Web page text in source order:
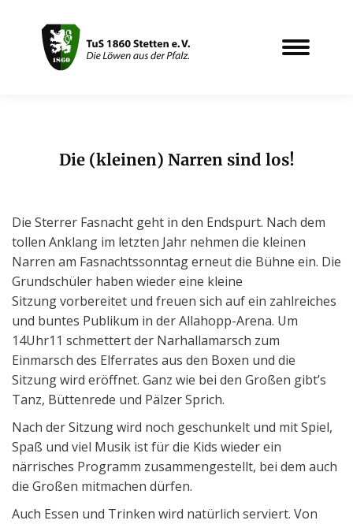
Die (kleinen) Narren sind los!
Die Sterrer Fasnacht geht in den Endspurt. Nach dem
tollen Anklang im letzten Jahr nehmen die kleinen
Narren am Fasnachtssonntag erneut die Bühne ein. Die
Grundschüler haben wieder eine kleine
Sitzung vorbereitet und freuen sich auf ein zahlreiches
und buntes Publikum in der Allahopp-Arena. Um
14Uhr11 schmettert der Narhallamarsch zum
Einmarsch des Elferrates aus den Boxen und die
Sitzung wird eröffnet. Ganz wie bei den Großen gibt’s
Tanz, Büttenrede und Pälzer Sprich.
Nach der Sitzung wird noch geschunkelt und mit Spiel,
Spaß und viel Musik ist für die Kids wieder ein
närrisches Programm zusammengestellt, bei dem auch
die Großen mitmachen dürfen.
Auch Essen und Trinken wird natürlich serviert. Von